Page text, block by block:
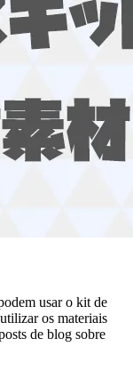
usar o kit de
os materiais
de blog sobre